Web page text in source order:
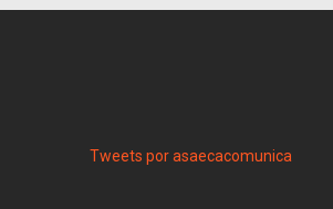
Tweets por asaecacomunica